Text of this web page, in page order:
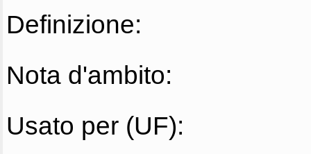
Definizione:
Nota d'ambito:
Usato per (UF):